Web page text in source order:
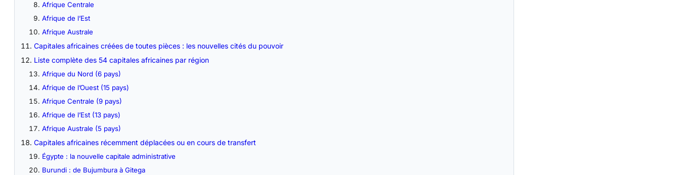
Afrique Centrale
Afrique de l’Est
Afrique Australe
Capitales africaines créées de toutes pièces : les nouvelles cités du pouvoir
Liste complète des 54 capitales africaines par région
Afrique du Nord (6 pays)
Afrique de l’Ouest (15 pays)
Afrique Centrale (9 pays)
Afrique de l’Est (13 pays)
Afrique Australe (5 pays)
Capitales africaines récemment déplacées ou en cours de transfert
Égypte : la nouvelle capitale administrative
Burundi : de Bujumbura à Gitega